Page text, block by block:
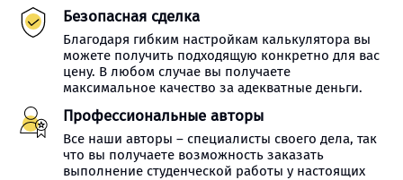
Безопасная сделка
Благодаря гибким настройкам калькулятора вы
можете получить подходящую конкретно для вас
цену. В любом случае вы получаете
максимальное качество за адекватные деньги.
Профессиональные авторы
Все наши авторы – специалисты своего дела, так
что вы получаете возможность заказать
выполнение студенческой работы у настоящих